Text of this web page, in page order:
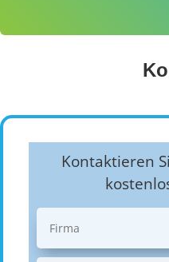
Kontaktieren